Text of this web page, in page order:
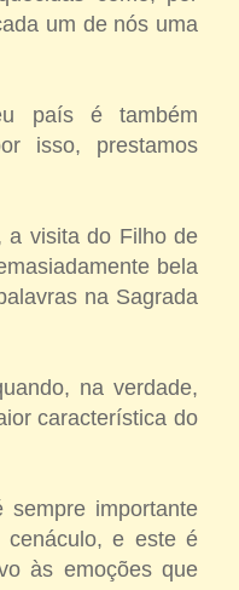
um de nós uma
país é também
isso, prestamos
a visita do Filho de
bela
na Sagrada
na verdade,
característica do
importante
cenáculo, e este é
às emoções que